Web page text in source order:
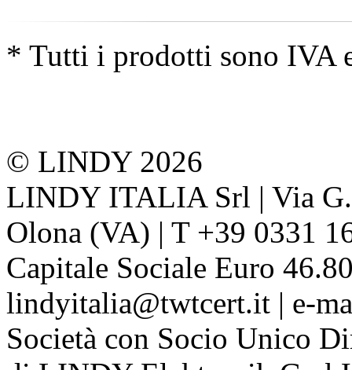
* Tutti i prodotti sono IVA
© LINDY 2026
LINDY ITALIA Srl | Via
Olona (VA) | T +39 0331
Capitale Sociale Euro
lindyitalia@twtcert.it | e-
Società con Socio Unico